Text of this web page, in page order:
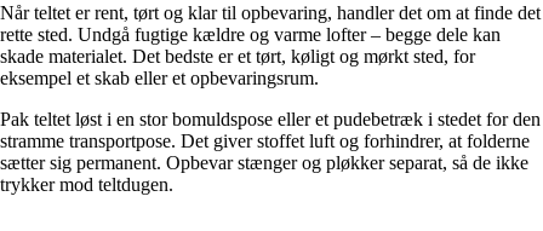
Når teltet er rent, tørt og klar til opbevaring, handler det om at finde det
rette sted. Undgå fugtige kældre og varme lofter – begge dele kan
skade materialet. Det bedste er et tørt, køligt og mørkt sted, for
eksempel et skab eller et opbevaringsrum.
Pak teltet løst i en stor bomuldspose eller et pudebetræk i stedet for den
stramme transportpose. Det giver stoffet luft og forhindrer, at folderne
sætter sig permanent. Opbevar stænger og pløkker separat, så de ikke
trykker mod teltdugen.